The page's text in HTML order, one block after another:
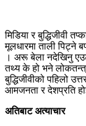
मिडिया र बुद्धिजीवी
मूलधारमा ताली पिट्ने
। अरू बेला नदेखिनु
तथ्य के हो भने
बुद्धिजीवीको पहिलो
आमजनता र देशप्रति
अतिबाट अत्याचार